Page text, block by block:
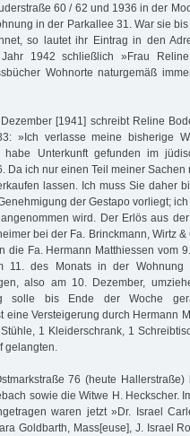
60 / 62 und 1936 in der
in der Parkallee 31. War sie
so lautet ihr Eintrag in den
1942 schließlich »Frau
Wohnorte naturgemäß
[1941] schreibt Reline
»Ich verlasse meine bisherige
habe Unterkunft gefunden im
Da ich nur einen Teil meiner Sachen
lassen. Ich muss Sie daher
der Gestapo vorliegt;
wird. Der Erlös aus
bei der Fa. Brinckmann, Wirtz
die Fa. Hermann Matthiessen vom
11. des Monats in der Wohnung
also am 10. Dezember,
solle bis Ende der Woche
eine Versteigerung durch Hermann
1 Kleiderschrank, 1
gelangten.
76 (heute
sowie die Witwe H. Heckscher.
waren jetzt »Dr. Israel
Goldbarth, Mass[euse], J. Israel